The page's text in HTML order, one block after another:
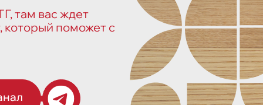
там вас ждет
который поможет с